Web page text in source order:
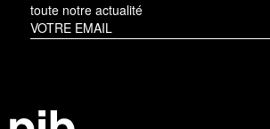
toute notre actualité